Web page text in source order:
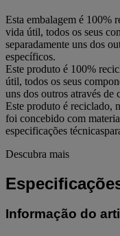
Esta embalagem é 100%
vida útil, todos os seus
separadamente uns dos
específicos.
Este produto é 100%
útil, todos os seus
uns dos outros através de
Este produto é reciclado,
foi concebido com
especificações
Descubra mais
Informação do